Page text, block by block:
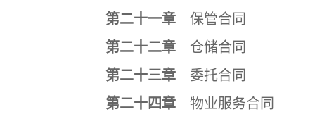
第二十一章 保管合同
第二十二章 仓储合同
第二十三章 委托合同
第二十四章 物业服务合同